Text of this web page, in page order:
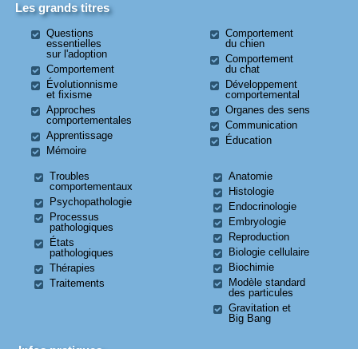
Les grands titres
Questions
essentielles
sur l'adoption
Comportement
Évolutionnisme
et fixisme
Approches
comportementales
Apprentissage
Mémoire
Comportement
du chien
Comportement
du chat
Développement
comportemental
Organes des sens
Communication
Éducation
Troubles
comportementaux
Psychopathologie
Processus
pathologiques
États
pathologiques
Thérapies
Traitements
Anatomie
Histologie
Endocrinologie
Embryologie
Reproduction
Biologie cellulaire
Biochimie
Modèle standard
des particules
Gravitation et
Big Bang